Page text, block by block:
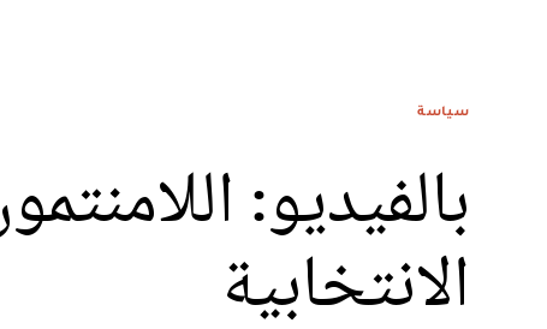
سياسة
بالفيديو:
الانتخابية